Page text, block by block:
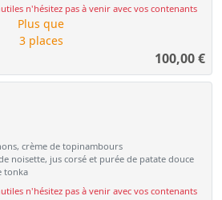
n'hésitez pas à venir avec vos contenants
Plus que
3 places
100,00€
crème de topinambours
noisette, jus corsé et purée de patate douce
tonka
n'hésitez pas à venir avec vos contenants